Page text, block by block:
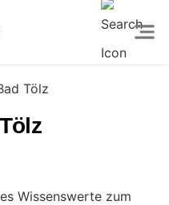
Tölz
Wissenswerte zum